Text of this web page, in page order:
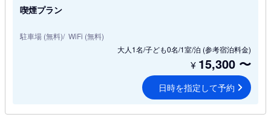
喫煙プラン
駐車場 (無料) WiFi (無料)
大人1名/子ども0名/1室/泊 (参考宿泊料金)
¥ 15,300 〜
日時を指定して予約